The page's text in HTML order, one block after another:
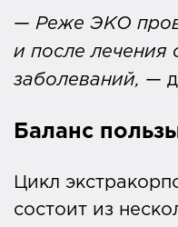
— Реже ЭКО
и после лечения
заболеваний, —
Баланс
Цикл
состоит из